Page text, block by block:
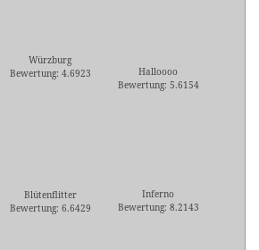
Würzburg
Bewertung: 4.6923
Halloooo
Bewertung: 5.6154
Blütenflitter
Bewertung: 6.6429
Inferno
Bewertung: 8.2143